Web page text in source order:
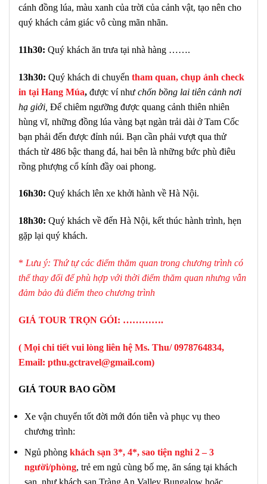
cánh đồng lúa, màu xanh của trời của cảnh vật, tạo nên cho
quý khách cảm giác vô cùng mãn nhãn.
11h30: Quý khách ăn trưa tại nhà hàng …….
13h30: Quý khách di chuyển tham quan, chụp ảnh check
in tại Hang Múa, được ví như chốn bồng lai tiên cảnh nơi
hạ giới, Để chiêm ngưỡng được quang cảnh thiên nhiên
hùng vĩ, những đồng lúa vàng bạt ngàn trải dài ở Tam Cốc
bạn phải đến được đỉnh núi. Bạn cần phải vượt qua thử
thách từ 486 bậc thang đá, hai bên là những bức phù điêu
rồng phượng cổ kính đầy oai phong.
16h30: Quý khách lên xe khởi hành về Hà Nội.
18h30: Quý khách về đến Hà Nội, kết thúc hành trình, hẹn
gặp lại quý khách.
* Lưu ý: Thứ tự các điểm thăm quan trong chương trình có
thể thay đổi để phù hợp với thời điểm thăm quan nhưng vẫn
đảm bảo đủ điểm theo chương trình
GIÁ TOUR TRỌN GÓI: ………….
( Mọi chi tiết vui lòng liên hệ Ms. Thu/ 0978764834,
Email: pthu.gctravel@gmail.com)
GIÁ TOUR BAO GỒM
Xe vận chuyển tốt đời mới đón tiễn và phục vụ theo
chương trình:
Ngủ phòng khách sạn 3*, 4*, sao tiện nghi 2 – 3
người/phòng, trẻ em ngủ cùng bố mẹ, ăn sáng tại khách
sạn, như khách sạn Tràng An Valley Bungalow hoặc